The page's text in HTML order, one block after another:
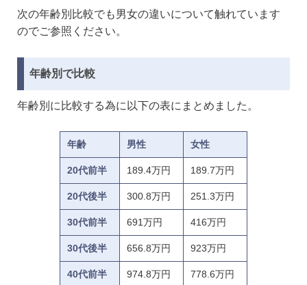
次の年齢別比較でも男女の違いについて触れています
のでご参照ください。
年齢別で比較
年齢別に比較する為に以下の表にまとめました。
年齢 男性 女性
20代前半 189.4万円 189.7万円
20代後半 300.8万円 251.3万円
30代前半 691万円 416万円
30代後半 656.8万円 923万円
40代前半 974.8万円 778.6万円